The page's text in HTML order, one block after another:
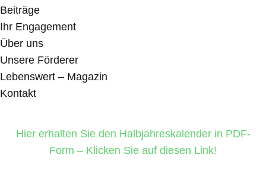
Beiträge
Ihr Engagement
Über uns
Unsere Förderer
Lebenswert – Magazin
Kontakt
Hier erhalten Sie den Halbjahreskalender in PDF-
Form – Klicken Sie auf diesen Link!